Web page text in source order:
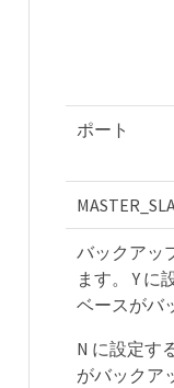
ポート
バックアッ
ます。 Y に
ベースがバ
N に設定す
がバックア